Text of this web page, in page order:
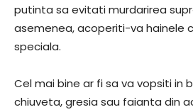
putinta sa evitati murdarirea
asemenea, acoperiti-va hainele
speciala.
Cel mai bine ar fi sa va vopsiti in
chiuveta, gresia sau faianta din